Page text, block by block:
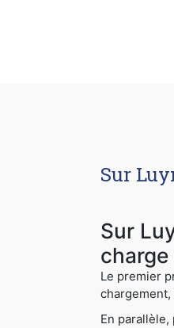
Sur
Sur
Le premier
En